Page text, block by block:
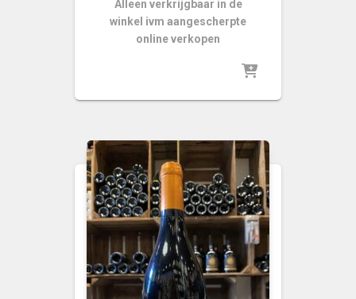
Alleen verkrijgbaar in de
winkel ivm aangescherpte
online verkopen